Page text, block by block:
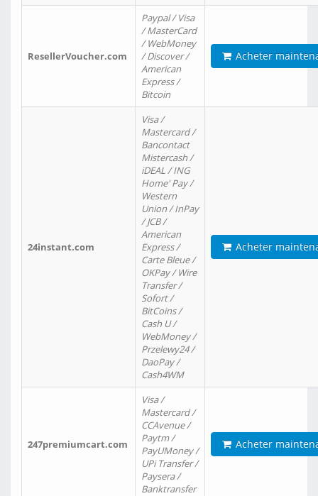
ResellerVoucher.com
Paypal / Visa
/ MasterCard
/ WebMoney
/ Discover /
American
Express /
Bitcoin
Acheter
24instant.com
Visa /
Mastercard /
Bancontact
Mistercash /
iDEAL / ING
Home' Pay /
Western
Union / InPay
/ JCB /
American
Express /
Carte Bleue /
OKPay / Wire
Transfer /
Sofort /
BitCoins /
Cash U /
WebMoney /
Przelewy24 /
DaoPay /
Cash4WM
Acheter
247premiumcart.com
Visa /
Mastercard /
CCAvenue /
Paytm /
PayUMoney /
UPi Transfer /
Paysera /
Banktransfer
Acheter